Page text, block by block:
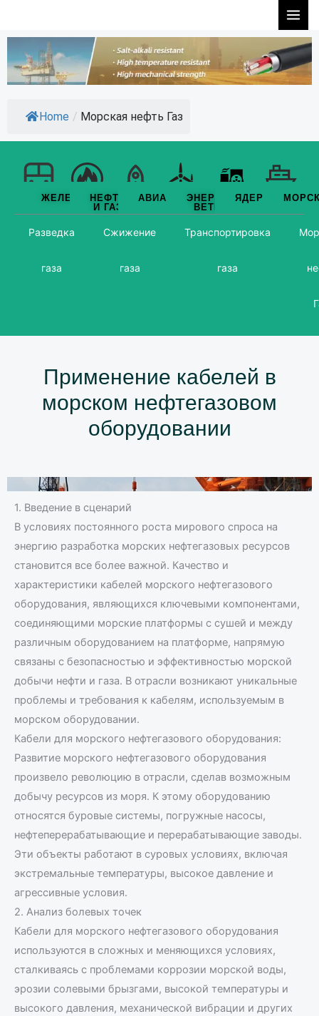
содержимому
Home / Морская нефть Газ
ЖЕЛЕЗНОДОРОЖНЫЙ
ПУТЬ
НЕФТЬ
И ГАЗ
АВИАЦИЯЭНЕРГИЯ
ВЕТРА
ЯДЕРНЫЙ
Разведка
газа
Сжижение
газа
Транспортировка
газа
Применение кабелей в
морском нефтегазовом
оборудовании
1. Введение в сценарий
В условиях постоянного роста мирового спроса на
энергию разработка морских нефтегазовых ресурсов
становится все более важной. Качество и
характеристики кабелей морского нефтегазового
оборудования, являющихся ключевыми компонентами,
соединяющими морские платформы с сушей и между
различным оборудованием на платформе, напрямую
связаны с безопасностью и эффективностью морской
добычи нефти и газа. В отрасли возникают уникальные
проблемы и требования к кабелям, используемым в
морском оборудовании.
Кабели для морского нефтегазового оборудования:
Развитие морского нефтегазового оборудования
произвело революцию в отрасли, сделав возможным
добычу ресурсов из моря. К этому оборудованию
относятся буровые системы, погружные насосы,
нефтеперерабатывающие и перерабатывающие заводы.
Эти объекты работают в суровых условиях, включая
экстремальные температуры, высокое давление и
агрессивные условия.
2. Анализ болевых точек
Кабели для морского нефтегазового оборудования
используются в сложных и меняющихся условиях,
сталкиваясь с проблемами коррозии морской воды,
эрозии солевыми брызгами, высокой температуры и
высокого давления, механической вибрации и других